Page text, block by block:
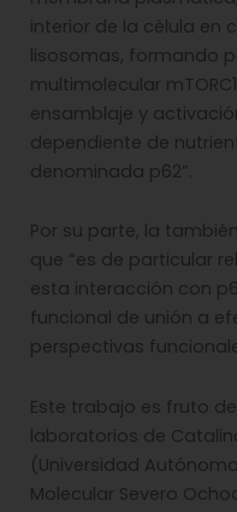
interior de la célula
lisosomas, formando
multimolecular
ensamblaje y
dependiente de
denominada p62”.
Por su parte, la
que “es de particular
esta interacción con
funcional de unión a
perspectivas
Este trabajo es fruto
laboratorios de
(Universidad
Molecular Severo